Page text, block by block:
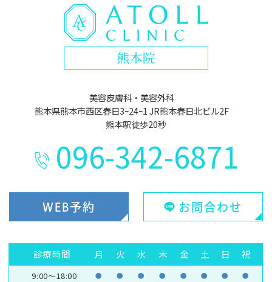
美容皮膚科・美容外科
熊本県熊本市西区春日3ｰ24ｰ1 JR熊本春日北ビル2F
熊本駅徒歩20秒
096-342-6871
WEB予約 お問合わせ
診療時間 月 火 水 木 金 土 日 祝
9:00～18:00 ● ● ● ● ● ● ● ●